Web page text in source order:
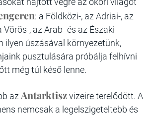
: a Földközi-, az Adriai-, az
Vörös-, az Arab- és az Északi-
ilyen úszásával környezetünk,
pusztulására próbálja felhívni
még túl késő lenne.
azAntarktiszvizeire terelődött. A
nemcsak a legelszigeteltebb és